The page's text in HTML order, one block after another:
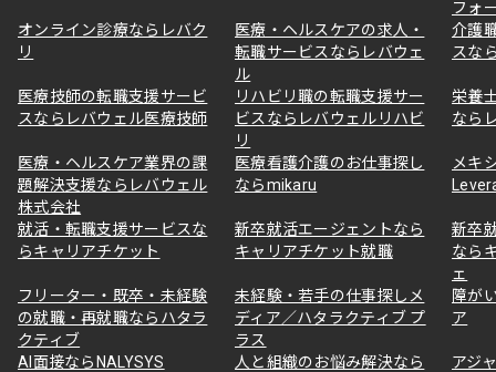
フォ
オンライン診療ならレバク
リ
医療・ヘルスケアの求人・
転職サービスならレバウェ
ル
介護
スな
医療技師の転職支援サービ
スならレバウェル医療技師
リハビリ職の転職支援サー
ビスならレバウェルリハビ
リ
栄養
なら
医療・ヘルスケア業界の課
題解決支援ならレバウェル
株式会社
医療看護介護のお仕事探し
ならmikaru
メキ
就活・転職支援サービスな
らキャリアチケット
新卒就活エージェントなら
キャリアチケット就職
新卒
なら
ェ
フリーター・既卒・未経験
の就職・再就職ならハタラ
クティブ
未経験・若手の仕事探しメ
ディア／ハタラクティブ プ
ラス
障が
ア
AI面接ならNALYSYS
人と組織のお悩み解決なら
アジ